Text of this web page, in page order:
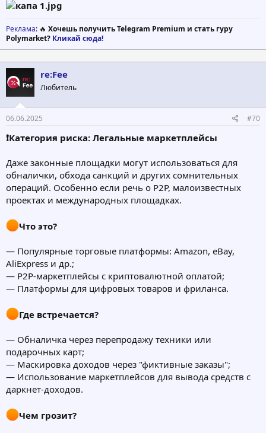
Реклама: 🔥 Хочешь получить Telegram Premium и стать гуру
Polymarket? Кликай сюда!
re:Fee
Любитель
06.06.2025 #70
❗️Категория риска: Легальные маркетплейсы
Даже законные площадки могут использоваться для
обналички, обхода санкций и других сомнительных
операций. Особенно если речь о P2P, малоизвестных
проектах и международных площадках.
Что это?
— Популярные торговые платформы: Amazon, eBay,
AliExpress и др.;
— P2P-маркетплейсы с криптовалютной оплатой;
— Платформы для цифровых товаров и фриланса.
Где встречается?
— Обналичка через перепродажу техники или
подарочных карт;
— Маскировка доходов через "фиктивные заказы";
— Использование маркетплейсов для вывода средств с
даркнет-доходов.
Чем грозит?